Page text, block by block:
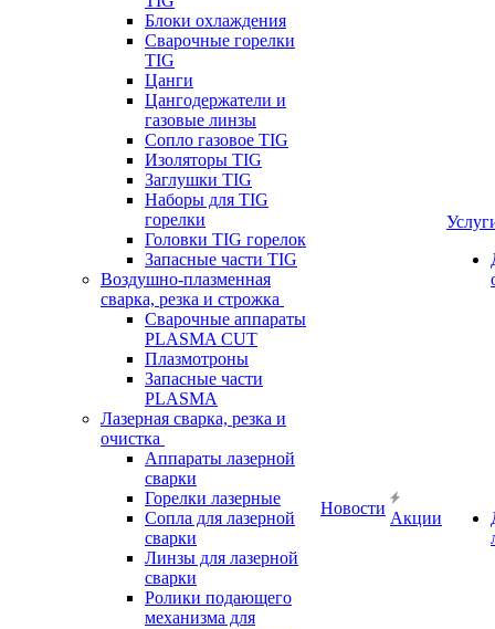
Блоки охлаждения
Сварочные горелки
TIG
Цанги
Цангодержатели и
газовые линзы
Сопло газовое TIG
Изоляторы TIG
Заглушки TIG
Наборы для TIG
горелки
Головки TIG горелок
Запасные части TIG
Воздушно-плазменная
сварка, резка и строжка
Сварочные аппараты
PLASMA CUT
Плазмотроны
Запасные части
PLASMA
Лазерная сварка, резка и
очистка
Аппараты лазерной
сварки
Горелки лазерные
Сопла для лазерной
сварки
Линзы для лазерной
сварки
Ролики подающего
механизма для
Новости
Акции